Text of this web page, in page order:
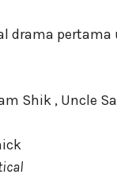
drama
Shik , Uncle